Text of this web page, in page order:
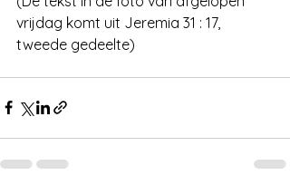
vrijdag komt uit Jeremia 31 : 17,
tweede gedeelte)